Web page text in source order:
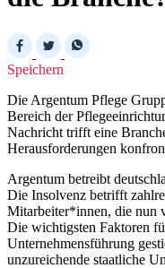
Speichern
Die Argentum Pflege
Bereich der
Nachricht trifft eine
Herausforderungen
Argentum betreibt
Die Insolvenz betrifft
Mitarbeiter*innen, die nun
Die wichtigsten Faktoren
Unternehmensführung
unzureichende staatliche